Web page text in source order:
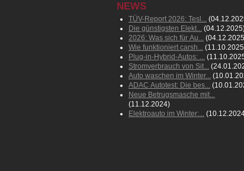
NEWS
TÜV-Report 2026: Tesl...
Die günstigsten Elekt...
2026: Was sich für Au...
Wie funktioniert carsh...
Plug-in-Hybrid-Autos: ...
Stromverbrauch von Sit...
Auto waschen im Winter...
ADAC Autotest: Die bes...
Neue Betrugsmasche mit...
(11.12.2024)
Elektroauto im Winter:...